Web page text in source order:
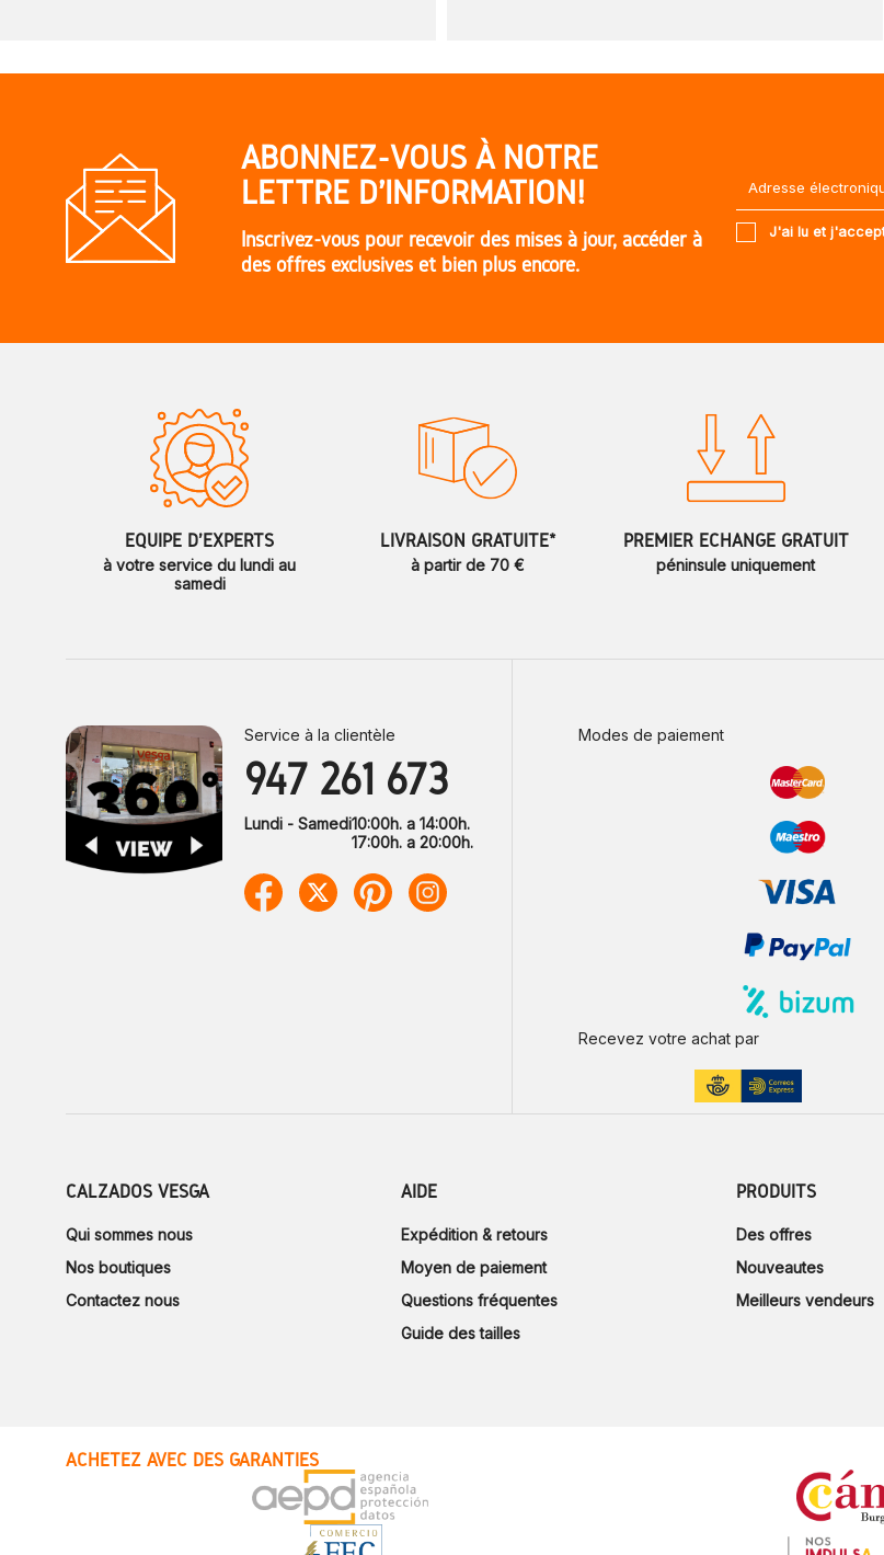
ABONNEZ-VOUS À NOTRE
LETTRE D'INFORMATION!
Inscrivez-vous pour recevoir des mises à jour, accéder à
des offres exclusives et bien plus encore.
J'ai lu et
ÉQUIPE D'EXPERTS
à votre service du lundi au
samedi
LIVRAISON GRATUITE*
à partir de 70 €
PREMIER ÉCHANGE GRATUIT
péninsule uniquement
Service à la clientèle
947 261 673
Lundi - Samedi10:00h. a 14:00h.
17:00h. a 20:00h.
Modes de paiement
Recevez votre achat par
CALZADOS VESGA
Qui sommes nous
Nos boutiques
Contactez nous
AIDE
Expédition & retours
Moyen de paiement
Questions fréquentes
Guide des tailles
PRODUITS
Des offres
Nouveautes
Meilleurs vendeurs
ACHETEZ AVEC DES GARANTIES